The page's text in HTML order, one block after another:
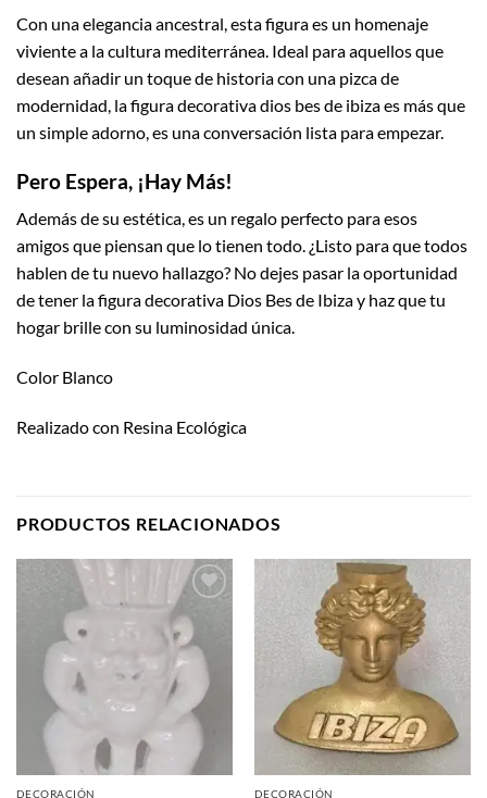
Con una elegancia ancestral, esta figura es un homenaje
viviente a la cultura mediterránea. Ideal para aquellos que
desean añadir un toque de historia con una pizca de
modernidad, la figura decorativa dios bes de ibiza es más que
un simple adorno, es una conversación lista para empezar.
Pero Espera, ¡Hay Más!
Además de su estética, es un regalo perfecto para esos
amigos que piensan que lo tienen todo. ¿Listo para que todos
hablen de tu nuevo hallazgo? No dejes pasar la oportunidad
de tener la figura decorativa Dios Bes de Ibiza y haz que tu
hogar brille con su luminosidad única.
Color Blanco
Realizado con Resina Ecológica
PRODUCTOS RELACIONADOS
a la
lista de
deseos
DECORACIÓN
Añadir
a la
lista de
deseos
DECORACIÓN